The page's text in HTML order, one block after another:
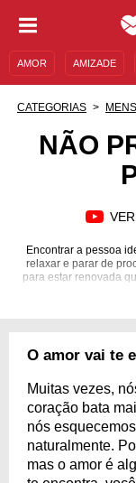
AMOR AMIZADE
UNIVERSO FEMININO
MENSAGENS E FRASES
CATEGORIAS
NÃO
Encontrar a pessoa
relaxar e parar de
para estar renovada
nossas mensagens
O amor vai te
Muitas vezes,
coração bata
nós
naturalmente.
mas o amor é